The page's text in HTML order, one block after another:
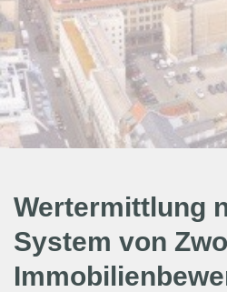
Wertermittlung
System von